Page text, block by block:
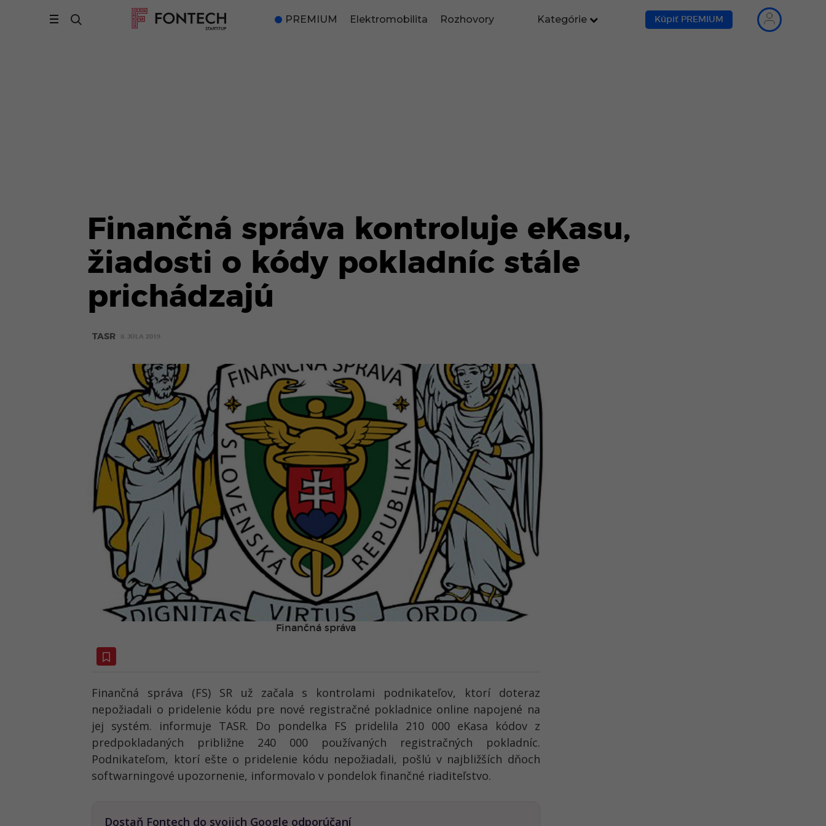
PREMIUM Elektromobilita Rozhovory Kategórie Kúpiť PREMIUM
Finančná správa kontroluje eKasu,
žiadosti o kódy pokladníc stále
prichádzajú
TASR 8. JÚLA 2019
Finančná správa
Finančná správa (FS) SR už začala s kontrolami podnikateľov, ktorí doteraz
nepožiadali o pridelenie kódu pre nové registračné pokladnice online napojené na
jej systém. informuje TASR. Do pondelka FS pridelila 210 000 eKasa kódov z
predpokladaných približne 240 000 používaných registračných pokladníc.
Podnikateľom, ktorí ešte o pridelenie kódu nepožiadali, pošlú v najbližších dňoch
softwarningové upozornenie, informovalo v pondelok finančné riaditeľstvo.
Dostaň Fontech do svojich Google odporúčaní